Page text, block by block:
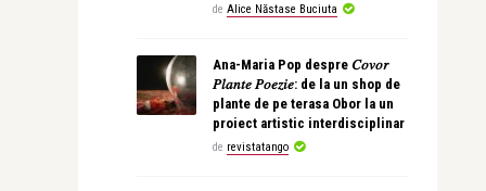
de Alice Năstase Buciuta
Ana-Maria Pop despre 𝐶𝑜𝑣𝑜𝑟
𝑃𝑙𝑎𝑛𝑡𝑒 𝑃𝑜𝑒𝑧𝑖𝑒: de la un shop de
plante de pe terasa Obor la un
proiect artistic interdisciplinar
de revistatango